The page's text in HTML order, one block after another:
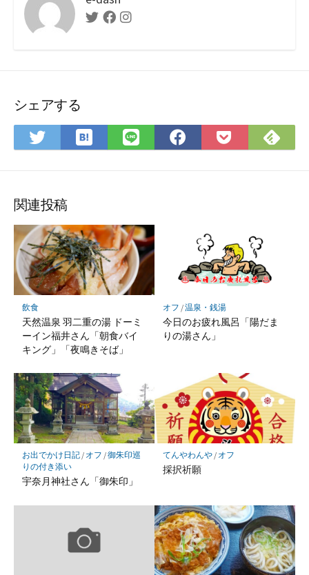
TwitterFacebookInstagram
シェアする
Twitter
で
ア
は
て
ク
マ
ー
ク
に
保
存
LINE
で
Facebook
で
Pocket
に
で
関連投稿
飲食
天然温泉 羽二重の湯 ドーミ
ーイン福井さん「朝食バイ
キング」「夜鳴きそば」
オフ /温泉・銭湯
今日のお疲れ風呂「陽だま
りの湯さん」
お出でかけ日記/ オフ /御朱印巡
りの付き添い
宇奈月神社さん「御朱印」
てんやわんや/ オフ
採択祈願